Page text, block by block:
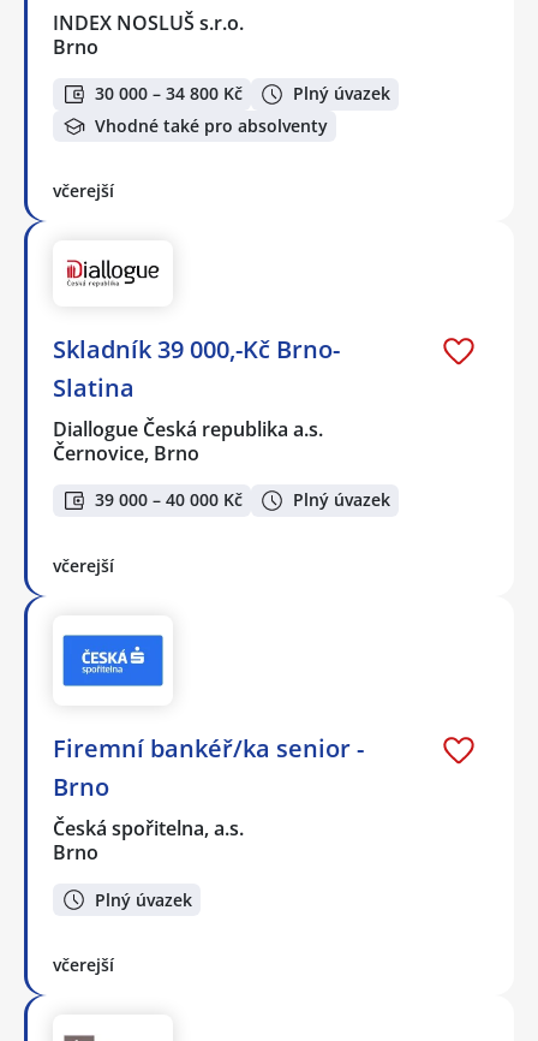
INDEX NOSLUŠ s.r.o.
Brno
30 000 – 34 800 Kč
Plný úvazek
Vhodné také pro absolventy
včerejší
Skladník 39 000,-Kč Brno-
Slatina
Diallogue Česká republika a.s.
Černovice, Brno
39 000 – 40 000 Kč Plný úvazek
včerejší
Firemní bankéř/ka senior -
Brno
Česká spořitelna, a.s.
Brno
Plný úvazek
včerejší